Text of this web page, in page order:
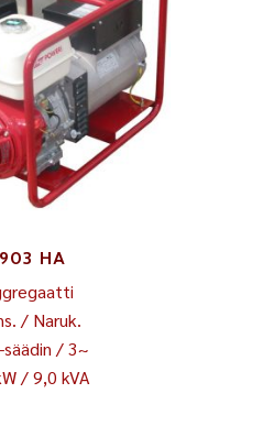
HA
/ Naruk.
säädin / 3~
/ 9,0 kVA